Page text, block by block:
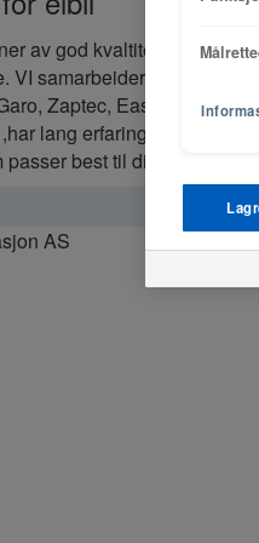
av god kvaltitet til alle
VI samarbeider med
Zaptec, Easee og
lang erfaring og kan tilby
best til ditt behov.
AS